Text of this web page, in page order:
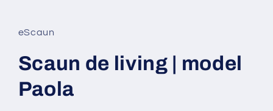
într-
fereastră
modală
eScaun
Scaun de living | model
Paola